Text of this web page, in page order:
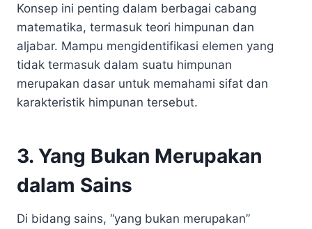
Konsep ini penting dalam berbagai cabang
matematika, termasuk teori himpunan dan
aljabar. Mampu mengidentifikasi elemen yang
tidak termasuk dalam suatu himpunan
merupakan dasar untuk memahami sifat dan
karakteristik himpunan tersebut.
3. Yang Bukan Merupakan
dalam Sains
Di bidang sains, “yang bukan merupakan”